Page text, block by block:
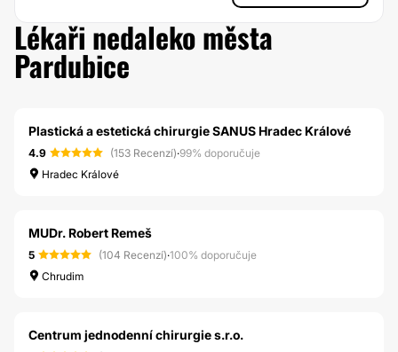
Lékaři nedaleko města
Pardubice
Plastická a estetická chirurgie SANUS Hradec Králové
4.9 (153 Recenzí)·99% doporučuje
Hradec Králové
MUDr. Robert Remeš
5 (104 Recenzí)·100% doporučuje
Chrudim
Centrum jednodenní chirurgie s.r.o.